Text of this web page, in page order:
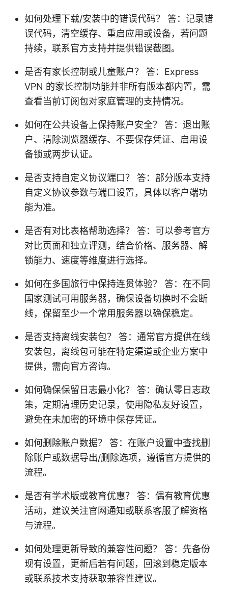
如何处理下载/安装中的错误代码？ 答：记录错
误代码，清空缓存、重启应用或设备，若问题
持续，联系官方支持并提供错误截图。
是否有家长控制或儿童账户？ 答：Express
VPN 的家长控制功能并非所有版本都内置，需
查看当前订阅包对家庭管理的支持情况。
如何在公共设备上保持账户安全？ 答：退出账
户、清除浏览器缓存、不要保存凭证、启用设
备锁或两步认证。
是否支持自定义协议端口？ 答：部分版本支持
自定义协议参数与端口设置，具体以客户端功
能为准。
是否有对比表格帮助选择？ 答：可以参考官方
对比页面和独立评测，结合价格、服务器、解
锁能力、速度等维度进行选择。
如何在多国旅行中保持连贯体验？ 答：在不同
国家测试可用服务器，确保设备切换时不会断
线，保留至少一个常用服务器以确保稳定。
是否支持离线安装包？ 答：通常官方提供在线
安装包，离线包可能在特定渠道或企业方案中
提供，需向官方咨询。
如何确保保留日志最小化？ 答：确认零日志政
策，定期清理历史记录，使用隐私友好设置，
避免在未加密的环境中保存凭证。
如何删除账户数据？ 答：在账户设置中查找删
除账户或数据导出/删除选项，遵循官方提供的
流程。
是否有学术版或教育优惠？ 答：偶有教育优惠
活动，建议关注官网通知或联系客服了解资格
与流程。
如何处理更新导致的兼容性问题？ 答：先备份
现有设置，更新后若有问题，回滚到稳定版本
或联系技术支持获取兼容性建议。